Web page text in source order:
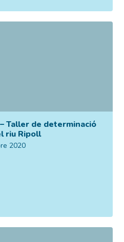
Taller de determinació
riu Ripoll
2020